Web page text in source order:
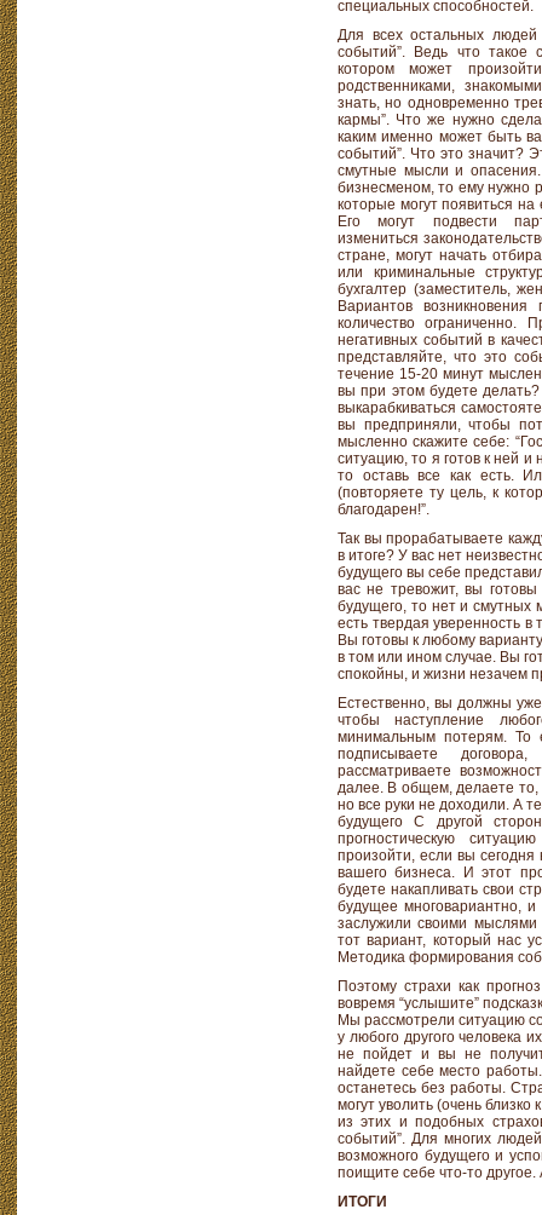
специальных способностей.
Для всех остальных людей
событий”. Ведь что такое
котором может
родственниками,
знать, но одновременно
кармы”. Что же нужно
каким именно может быть
событий”. Что это значит?
смутные мысли и
бизнесменом, то ему нужно
которые могут появиться на
Его могут подвести
измениться
стране, могут начать
или криминальные
бухгалтер (заместитель,
Вариантов
количество ограниченно.
негативных событий в
представляйте, что это
течение 15-20 минут
вы при этом будете
выкарабкиваться
вы предприняли, чтобы
мысленно скажите себе:
ситуацию, то я готов к ней
то оставь все как есть.
(повторяете ту цель, к
благодарен!”.
Так вы прорабатываете
в итоге? У вас нет
будущего вы себе
вас не тревожит, вы готовы
будущего, то нет и смутных
есть твердая уверенность
Вы готовы к любому
в том или ином случае. Вы
спокойны, и жизни незачем
Естественно, вы должны
чтобы наступление
минимальным потерям. То
подписываете
рассматриваете
далее. В общем, делаете
но все руки не доходили. А
будущего С другой
прогностическую
произойти, если вы
вашего бизнеса. И этот
будете накапливать свои
будущее многовариантно,
заслужили своими
тот вариант, который нас
Методика формирования
Поэтому страхи как
вовремя “услышите”
Мы рассмотрели ситуацию
у любого другого человека
не пойдет и вы не
найдете себе место
останетесь без работы.
могут уволить (очень
из этих и подобных
событий”. Для многих
возможного будущего и
поищите себе что-то
ИТОГИ